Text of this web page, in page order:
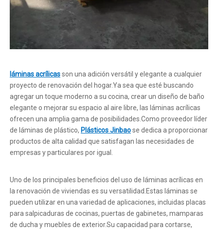
láminas acrílicasson una adición versátil y elegante a cualquier
proyecto de renovación del hogar.Ya sea que esté buscando
agregar un toque moderno a su cocina, crear un diseño de baño
elegante o mejorar su espacio al aire libre, las láminas acrílicas
ofrecen una amplia gama de posibilidades.Como proveedor líder
de láminas de plástico, Plásticos Jinbaose dedica a proporcionar
productos de alta calidad que satisfagan las necesidades de
empresas y particulares por igual.
Uno de los principales beneficios del uso de láminas acrílicas en
la renovación de viviendas es su versatilidad.Estas láminas se
pueden utilizar en una variedad de aplicaciones, incluidas placas
para salpicaduras de cocinas, puertas de gabinetes, mamparas
de ducha y muebles de exterior.Su capacidad para cortarse,